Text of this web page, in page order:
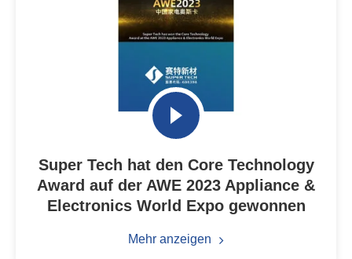
Super Tech hat den Core Technology
Award auf der AWE 2023 Appliance &
Electronics World Expo gewonnen
Mehr anzeigen